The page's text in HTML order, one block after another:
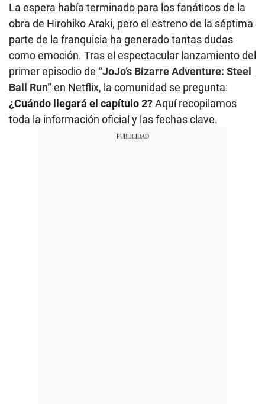
La espera había terminado para los fanáticos de la
obra de Hirohiko Araki, pero el estreno de la séptima
parte de la franquicia ha generado tantas dudas
como emoción. Tras el espectacular lanzamiento del
primer episodio de “JoJo’s Bizarre Adventure: Steel
Ball Run”en Netflix, la comunidad se pregunta:
¿Cuándo llegará el capítulo 2?Aquí recopilamos
toda la información oficial y las fechas clave.